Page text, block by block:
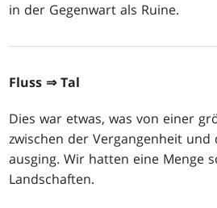
in der Gegenwart als Ruine.
Fluss ⇒ Tal
Dies war etwas, was von einer
zwischen der Vergangenheit und
ausging. Wir hatten eine Menge
Landschaften.